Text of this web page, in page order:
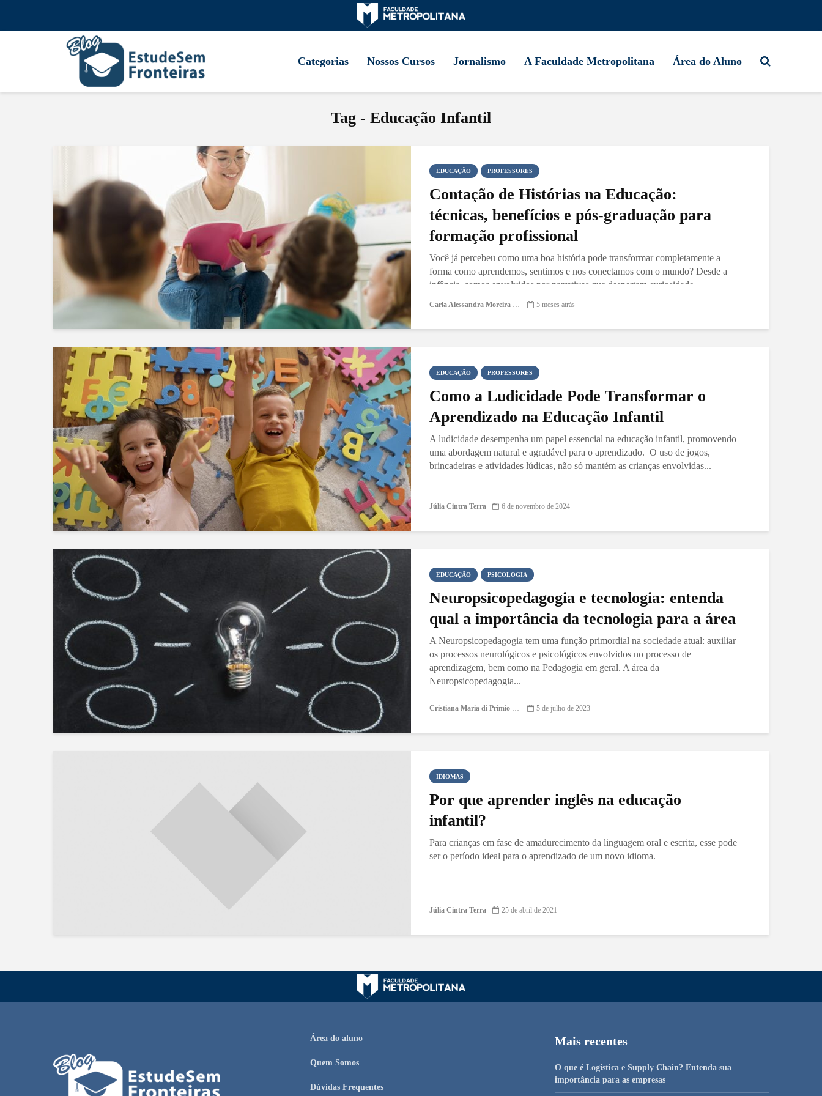
Categorias Nossos Cursos Jornalismo A Faculdade Metropolitana Área do Aluno
Tag - Educação Infantil
EDUCAÇÃO PROFESSORES
Contação de Histórias na Educação:
técnicas, benefícios e pós-graduação para
formação profissional
Você já percebeu como uma boa história pode transformar completamente a
forma como aprendemos, sentimos e nos conectamos com o mundo? Desde a
infância, somos envolvidos por narrativas que despertam curiosidade,
Carla Alessandra Moreira Damasceno 5 meses atrás
EDUCAÇÃO PROFESSORES
Como a Ludicidade Pode Transformar o
Aprendizado na Educação Infantil
A ludicidade desempenha um papel essencial na educação infantil, promovendo
uma abordagem natural e agradável para o aprendizado. O uso de jogos,
brincadeiras e atividades lúdicas, não só mantém as crianças envolvidas...
Júlia Cintra Terra 6 de novembro de 2024
EDUCAÇÃO PSICOLOGIA
Neuropsicopedagogia e tecnologia: entenda
qual a importância da tecnologia para a área
A Neuropsicopedagogia tem uma função primordial na sociedade atual: auxiliar
os processos neurológicos e psicológicos envolvidos no processo de
aprendizagem, bem como na Pedagogia em geral. A área da
Neuropsicopedagogia...
Cristiana Maria di Primio Gonçalves 5 de julho de 2023
IDIOMAS
Por que aprender inglês na educação
infantil?
Para crianças em fase de amadurecimento da linguagem oral e escrita, esse pode
ser o período ideal para o aprendizado de um novo idioma.
Júlia Cintra Terra 25 de abril de 2021
Área do aluno
Quem Somos
Dúvidas Frequentes
Mais recentes
O que é Logística e Supply Chain? Entenda sua
importância para as empresas